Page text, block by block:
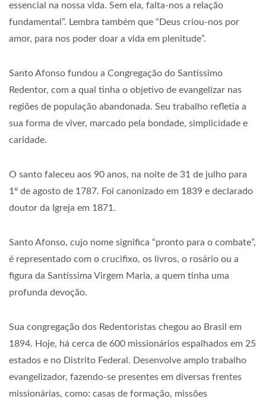
essencial na nossa vida. Sem ela, falta-nos a relação
fundamental”. Lembra também que “Deus criou-nos por
amor, para nos poder doar a vida em plenitude”.
Santo Afonso fundou a Congregação do Santíssimo
Redentor, com a qual tinha o objetivo de evangelizar nas
regiões de população abandonada. Seu trabalho refletia a
sua forma de viver, marcado pela bondade, simplicidade e
caridade.
O santo faleceu aos 90 anos, na noite de 31 de julho para
1º de agosto de 1787. Foi canonizado em 1839 e declarado
doutor da Igreja em 1871.
Santo Afonso, cujo nome significa “pronto para o combate”,
é representado com o crucifixo, os livros, o rosário ou a
figura da Santíssima Virgem Maria, a quem tinha uma
profunda devoção.
Sua congregação dos Redentoristas chegou ao Brasil em
1894. Hoje, há cerca de 600 missionários espalhados em 25
estados e no Distrito Federal. Desenvolve amplo trabalho
evangelizador, fazendo-se presentes em diversas frentes
missionárias, como: casas de formação, missões